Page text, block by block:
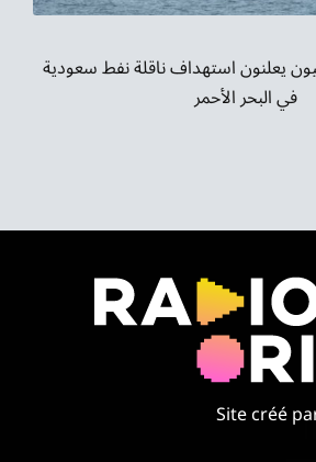
يعلنون استهداف ناقلة نفط سعودية
في البحر الأحمر
Site créé